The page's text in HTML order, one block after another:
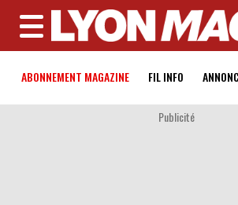
MENU
ABONNEMENT MAGAZINE FIL INFO
Publicité